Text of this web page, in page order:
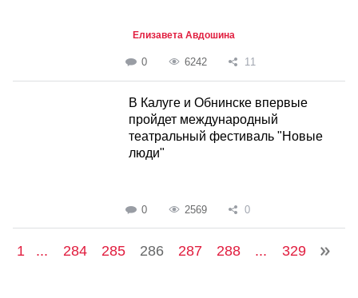
Елизавета Авдошина
0 6242 11
В Калуге и Обнинске впервые
пройдет международный
театральный фестиваль "Новые
люди"
0 2569 0
1 ... 284 285 286 287 288 ... 329